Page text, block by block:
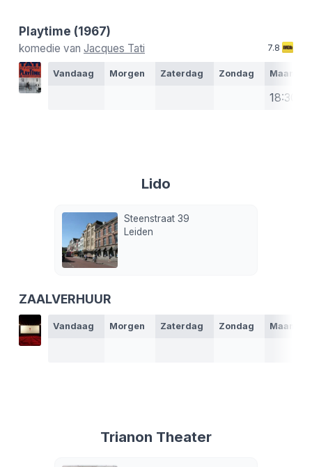
Playtime (1967)
komedie van Jacques Tati 7.8
Vandaag Morgen Zaterdag Zondag Maandag
18:30
Lido
Steenstraat 39
Leiden
ZAALVERHUUR
Vandaag Morgen Zaterdag Zondag Maandag
Trianon Theater